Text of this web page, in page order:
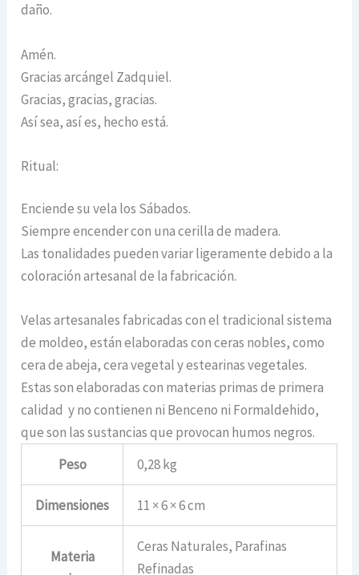
daño.
Amén.
Gracias arcángel Zadquiel.
Gracias, gracias, gracias.
Así sea, así es, hecho está.
Ritual:
Enciende su vela los Sábados.
Siempre encender con una cerilla de madera.
Las tonalidades pueden variar ligeramente debido a la
coloración artesanal de la fabricación.
Velas artesanales fabricadas con el tradicional sistema
de moldeo, están elaboradas con ceras nobles, como
cera de abeja, cera vegetal y estearinas vegetales.
Estas son elaboradas con materias primas de primera
calidad y no contienen ni Benceno ni Formaldehido,
que son las sustancias que provocan humos negros.
Peso
0,28 kg
Dimensiones 11 × 6 × 6 cm
Materia
Ceras Naturales, Parafinas
Refinadas